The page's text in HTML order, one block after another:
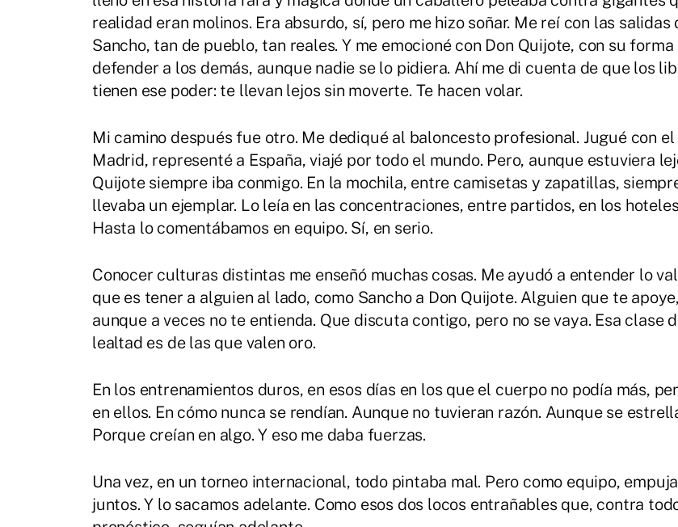
realidad eran molinos. Era absurdo, sí, pero me hizo soñar. Me reí con las salidas
Sancho, tan de pueblo, tan reales. Y me emocioné con Don Quijote, con su forma
defender a los demás, aunque nadie se lo pidiera. Ahí me di cuenta de que los
tienen ese poder: te llevan lejos sin moverte. Te hacen volar.
Mi camino después fue otro. Me dediqué al baloncesto profesional. Jugué con el
Madrid, representé a España, viajé por todo el mundo. Pero, aunque estuviera
Quijote siempre iba conmigo. En la mochila, entre camisetas y zapatillas,
llevaba un ejemplar. Lo leía en las concentraciones, entre partidos, en los
Hasta lo comentábamos en equipo. Sí, en serio.
Conocer culturas distintas me enseñó muchas cosas. Me ayudó a entender lo
que es tener a alguien al lado, como Sancho a Don Quijote. Alguien que te apoye,
aunque a veces no te entienda. Que discuta contigo, pero no se vaya. Esa clase
lealtad es de las que valen oro.
En los entrenamientos duros, en esos días en los que el cuerpo no podía más,
en ellos. En cómo nunca se rendían. Aunque no tuvieran razón. Aunque se
Porque creían en algo. Y eso me daba fuerzas.
Una vez, en un torneo internacional, todo pintaba mal. Pero como equipo,
juntos. Y lo sacamos adelante. Como esos dos locos entrañables que, contra